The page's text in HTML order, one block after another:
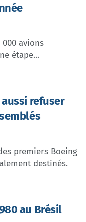
avions
étape...
aussi refuser
premiers Boeing
destinés.
au Brésil